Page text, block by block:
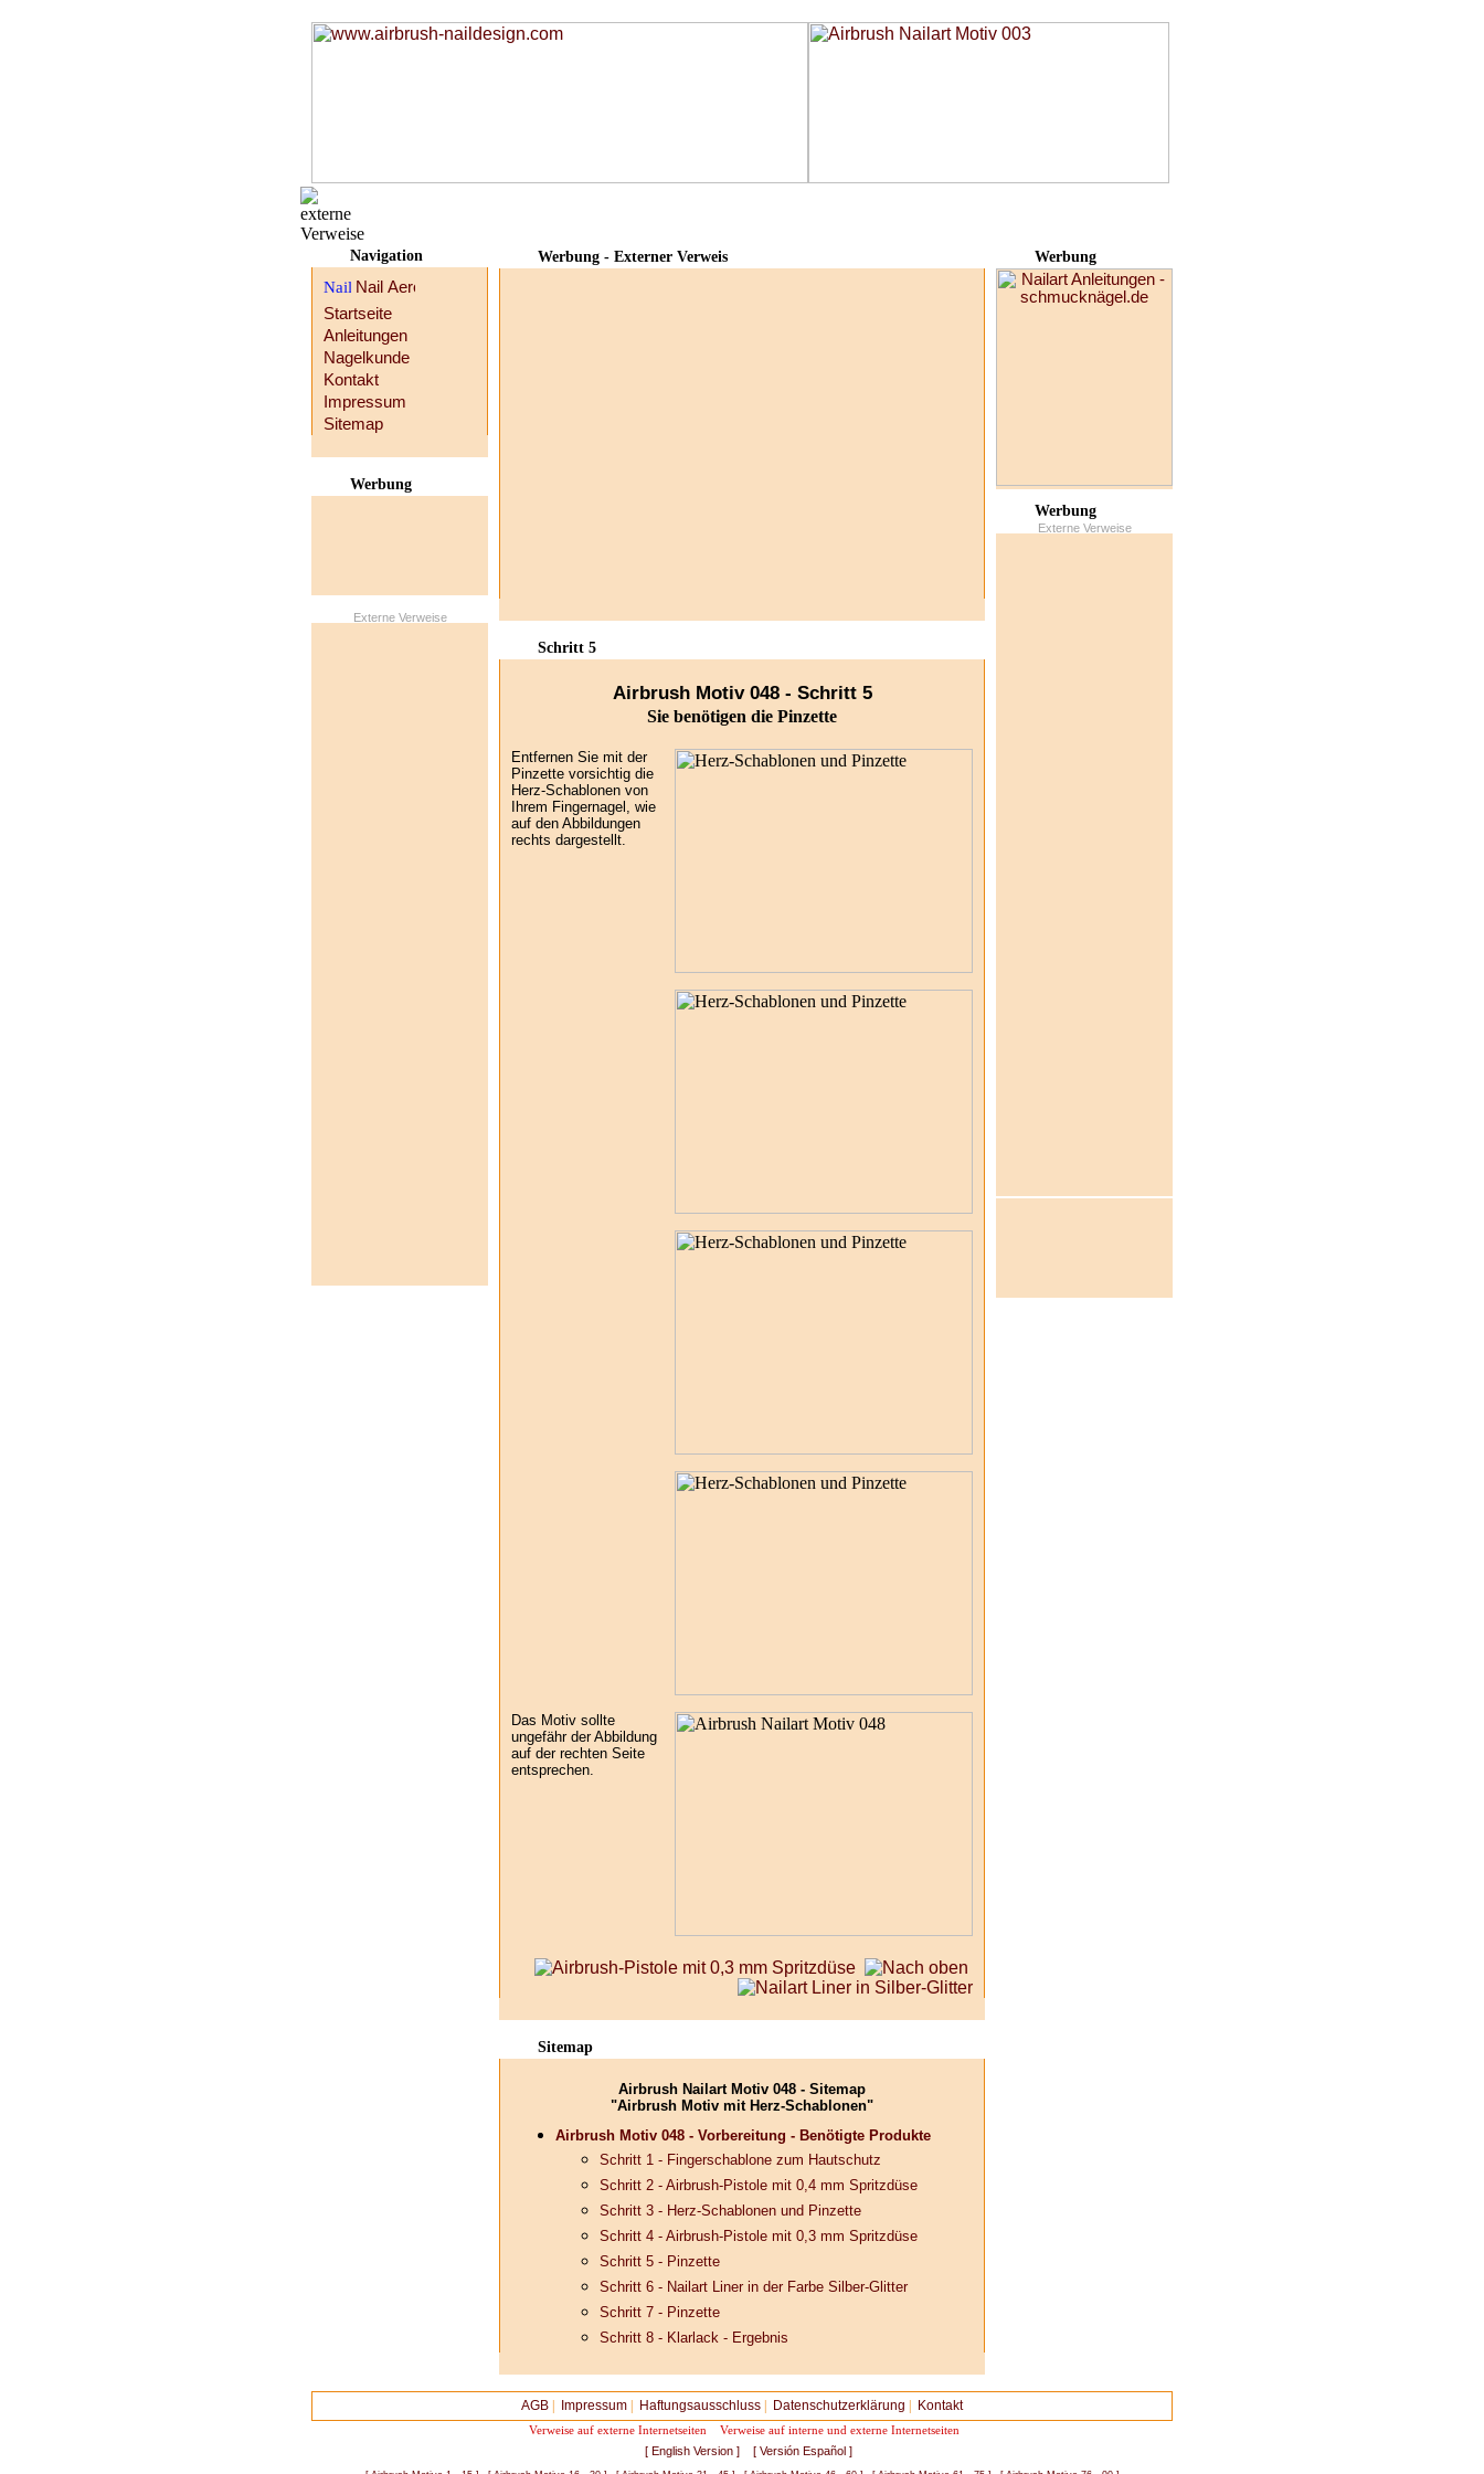
Werbung - Externer Verweis
Schritt 5
Airbrush Motiv 048 - Schritt 5
Sie benötigen die Pinzette
Entfernen Sie mit der
Pinzette vorsichtig die
Herz-Schablonen von
Ihrem Fingernagel, wie
auf den Abbildungen
rechts dargestellt.
Das Motiv sollte
ungefähr der Abbildung
auf der rechten Seite
entsprechen.
Sitemap
Airbrush Nailart Motiv 048 - Sitemap
"Airbrush Motiv mit Herz-Schablonen"
Airbrush Motiv 048 - Vorbereitung - Benötigte Produkte
Schritt 1 - Fingerschablone zum Hautschutz
Schritt 2 - Airbrush-Pistole mit 0,4 mm Spritzdüse
Schritt 3 - Herz-Schablonen und Pinzette
Schritt 4 - Airbrush-Pistole mit 0,3 mm Spritzdüse
Schritt 5 - Pinzette
Schritt 6 - Nailart Liner in der Farbe Silber-Glitter
Schritt 7 - Pinzette
Schritt 8 - Klarlack - Ergebnis
Werbung
Werbung
Externe Verweise
Navigation
Startseite
Anleitungen
Nagelkunde
Kontakt
Impressum
Sitemap
Werbung
Externe Verweise
AGB Impressum Haftungsausschluss Datenschutzerklärung Kontakt
Verweise auf externe Internetseiten Verweise auf interne und externe Internetseiten
[ English Version ] [ Versión Español ]